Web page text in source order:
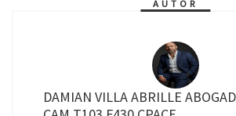
AUTOR
DAMIAN VILLA ABRILLE